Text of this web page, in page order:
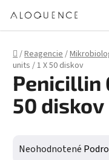
Domov
/Reagencie/
units / 1 X 50 diskov
Penicillin
50 diskov
Priemerné
Neohodnotené